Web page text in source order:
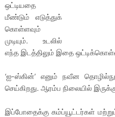
ஒட்டியதை
மீண்டும் எடுத்துக்
கொள்ளவும்
முடியும். உடலில்
எந்த இடத்திலும் இதை
‘ஐ-ஸ்கின்’ எனும் நவீன
செய்கிறது. ஆரம்ப நிலையில்
இப்போதைக்கு கம்ப்யூட்டர்கள்